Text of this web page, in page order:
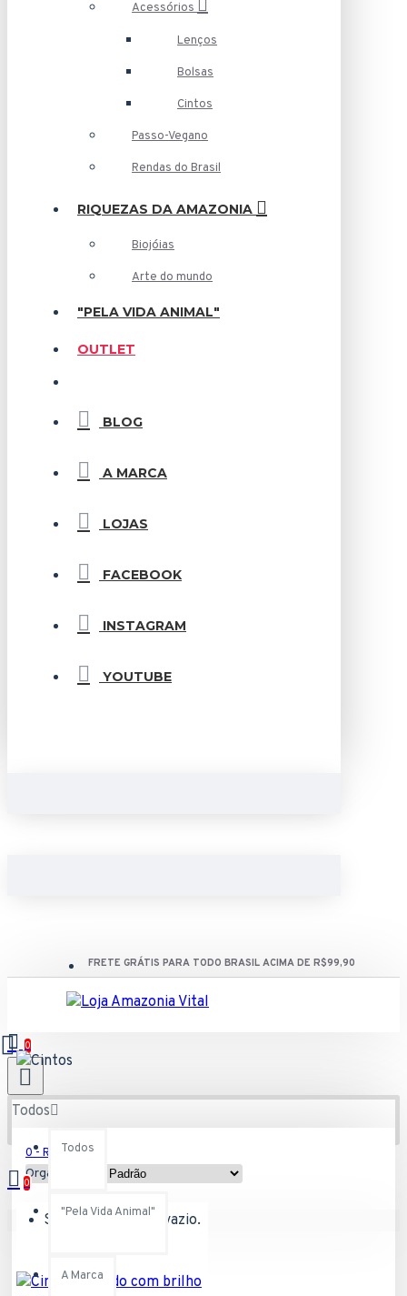
Acessórios
Lenços
Bolsas
Cintos
Passo-Vegano
Rendas do Brasil
RIQUEZAS DA AMAZONIA
Biojóias
Arte do mundo
"PELA VIDA ANIMAL"
OUTLET
BLOG
A MARCA
LOJAS
FACEBOOK
INSTAGRAM
YOUTUBE
FRETE GRÁTIS PARA TODO BRASIL ACIMA DE R$99,90
0
Todos
Todos
"Pela Vida Animal"
A Marca
0 - R$0,00
0
Seu carrinho está vazio.
Organizar por: